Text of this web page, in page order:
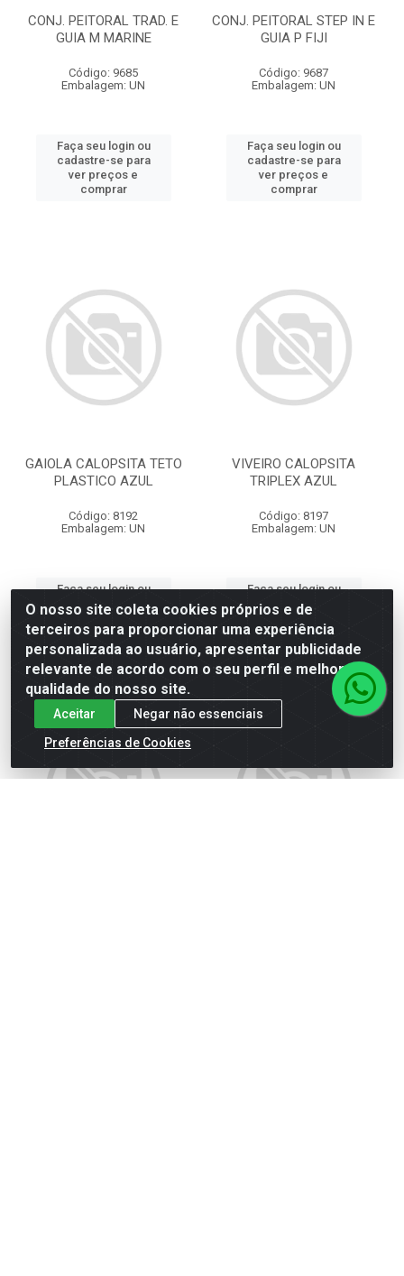
CONJ. PEITORAL TRAD. E
GUIA M MARINE
Código: 9685
Embalagem: UN
Faça seu login ou
cadastre-se para
ver preços e
comprar
CONJ. PEITORAL STEP IN E
GUIA P FIJI
Código: 9687
Embalagem: UN
Faça seu login ou
cadastre-se para
ver preços e
comprar
GAIOLA CALOPSITA TETO
PLASTICO AZUL
Código: 8192
Embalagem: UN
Faça seu login ou
cadastre-se para
ver preços e
comprar
VIVEIRO CALOPSITA
TRIPLEX AZUL
Código: 8197
Embalagem: UN
Faça seu login ou
cadastre-se para
ver preços e
comprar
O nosso site coleta cookies próprios e de
terceiros para proporcionar uma experiência
personalizada ao usuário, apresentar publicidade
relevante de acordo com o seu perfil e melhorar a
qualidade do nosso site.
Aceitar
Negar não essenciais
Preferências de Cookies